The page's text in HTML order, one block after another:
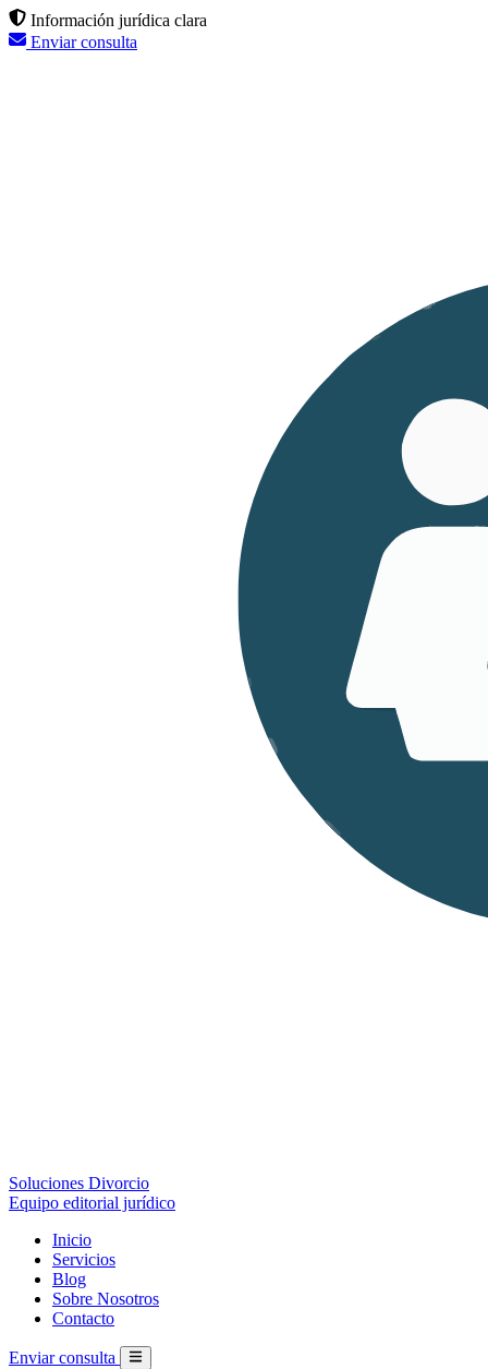
Información jurídica clara
Enviar consulta
Soluciones Divorcio
Equipo editorial jurídico
Inicio
Servicios
Blog
Sobre Nosotros
Contacto
Enviar consulta